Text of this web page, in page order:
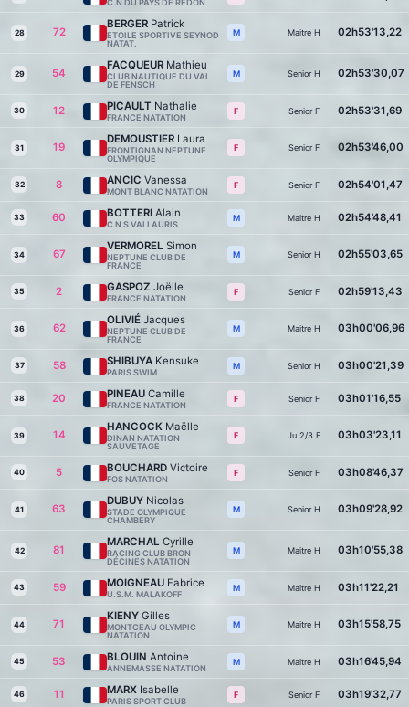
C.N DU PAYS DE REDON
28 72
BERGER Patrick
ETOILE SPORTIVE SEYNOD
NATAT.
M Maitre H 02h53'13,22
29 54
FACQUEUR Mathieu
CLUB NAUTIQUE DU VAL
DE FENSCH
M Senior H 02h53'30,07
30 12 PICAULT Nathalie
FRANCE NATATION
F Senior F 02h53'31,69
31 19
DEMOUSTIER Laura
FRONTIGNAN NEPTUNE
OLYMPIQUE
F Senior F 02h53'46,00
32 8 ANCIC Vanessa
MONT BLANC NATATION
F Senior F 02h54'01,47
33 60 BOTTERI Alain
C N S VALLAURIS
M Maitre H 02h54'48,41
34 67
VERMOREL Simon
NEPTUNE CLUB DE
FRANCE
M Senior H 02h55'03,65
35 2 GASPOZ Joëlle
FRANCE NATATION
F Senior F 02h59'13,43
36 62
OLIVIÉ Jacques
NEPTUNE CLUB DE
FRANCE
M Maitre H 03h00'06,96
37 58 SHIBUYA Kensuke
PARIS SWIM
M Senior H 03h00'21,39
38 20 PINEAU Camille
FRANCE NATATION
F Senior F 03h01'16,55
39 14
HANCOCK Maëlle
DINAN NATATION
SAUVETAGE
F Ju 2/3 F 03h03'23,11
40 5 BOUCHARD Victoire
FOS NATATION
F Senior F 03h08'46,37
41 63
DUBUY Nicolas
STADE OLYMPIQUE
CHAMBERY
M Senior H 03h09'28,92
42 81
MARCHAL Cyrille
RACING CLUB BRON
DÉCINES NATATION
M Maitre H 03h10'55,38
43 59 MOIGNEAU Fabrice
U.S.M. MALAKOFF
M Maitre H 03h11'22,21
44 71
KIENY Gilles
MONTCEAU OLYMPIC
NATATION
M Maitre H 03h15'58,75
45 53 BLOUIN Antoine
ANNEMASSE NATATION
M Maitre H 03h16'45,94
46 11 MARX Isabelle
PARIS SPORT CLUB
F Senior F 03h19'32,77